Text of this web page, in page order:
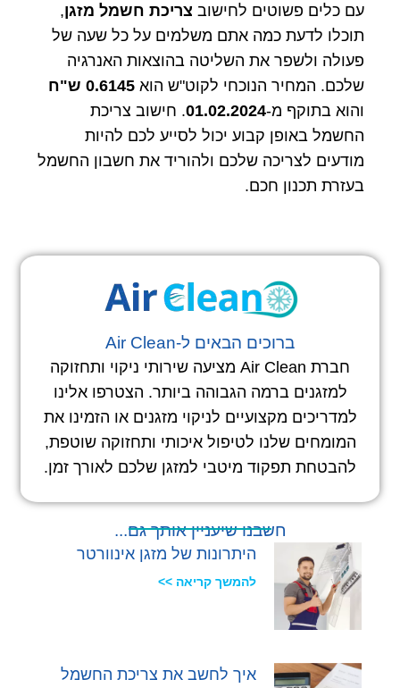
עם כלים פשוטים לחישוב צריכת חשמל מזגן,
תוכלו לדעת כמה אתם משלמים על כל שעה של
פעולה ולשפר את השליטה בהוצאות האנרגיה
שלכם. המחיר הנוכחי לקוט"ש הוא 0.6145 ש"ח
והוא בתוקף מ-01.02.2024. חישוב צריכת
החשמל באופן קבוע יכול לסייע לכם להיות
מודעים לצריכה שלכם ולהוריד את חשבון החשמל
בעזרת תכנון חכם.
ברוכים הבאים ל-Air Clean
חברת Air Clean מציעה שירותי ניקוי ותחזוקה
למזגנים ברמה הגבוהה ביותר. הצטרפו אלינו
למדריכים מקצועיים לניקוי מזגנים או הזמינו את
המומחים שלנו לטיפול איכותי ותחזוקה שוטפת,
להבטחת תפקוד מיטבי למזגן שלכם לאורך זמן.
היתרונות של מזגן אינוורטר
להמשך קריאה >>
איך לחשב את צריכת החשמל
חשבנו שיעניין אותך גם...